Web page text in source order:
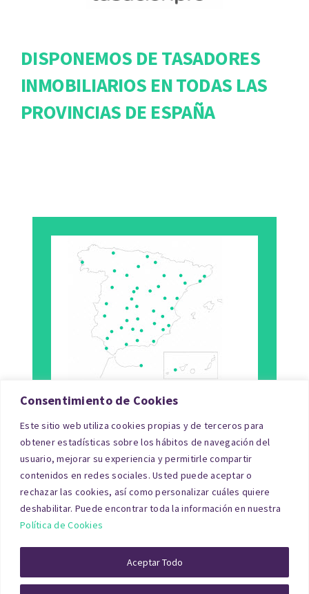
Consentimiento de Cookies
Este sitio web utiliza cookies propias y de terceros para
obtener estadísticas sobre los hábitos de navegación del
usuario, mejorar su experiencia y permitirle compartir
contenidos en redes sociales. Usted puede aceptar o
rechazar las cookies, así como personalizar cuáles quiere
deshabilitar. Puede encontrar toda la información en nuestra
Política de Cookies
Aceptar Todo
DISPONEMOS DE TASADORES
INMOBILIARIOS EN TODAS LAS
PROVINCIAS DE ESPAÑA
Tipo de Inmueble
Finalidad
Blog
PREGUNTAS FRECUENTES